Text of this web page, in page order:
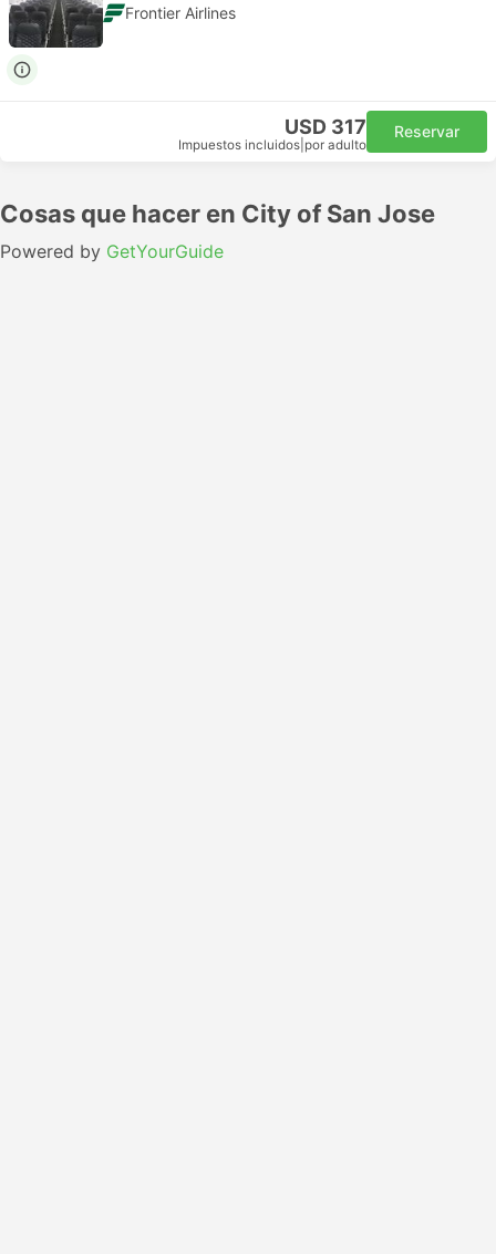
Frontier Airlines
USD 317
Impuestos incluidos por adulto
Reservar
Cosas que hacer en City of San Jose
Powered by GetYourGuide